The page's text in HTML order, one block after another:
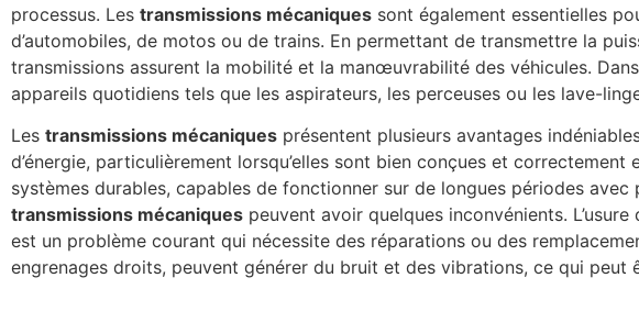
processus. Les transmissions mécaniques sont également essentielles
d’automobiles, de motos ou de trains. En permettant de transmettre la
transmissions assurent la mobilité et la manœuvrabilité des véhicules.
appareils quotidiens tels que les aspirateurs, les perceuses ou les lave-
Les transmissions mécaniques présentent plusieurs avantages
d’énergie, particulièrement lorsqu’elles sont bien conçues et
systèmes durables, capables de fonctionner sur de longues périodes
transmissions mécaniques peuvent avoir quelques inconvénients.
est un problème courant qui nécessite des réparations ou des
engrenages droits, peuvent générer du bruit et des vibrations, ce qui peut